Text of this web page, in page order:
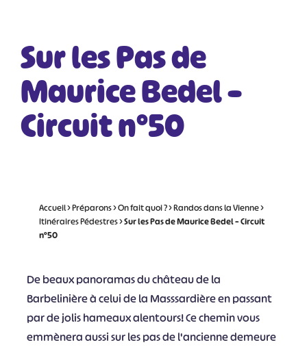
Sur les Pas de
Maurice Bedel –
Circuit n°50
Accueil>Préparons>On fait quoi ?>Randos dans la Vienne>
Itinéraires Pédestres>Sur les Pas de Maurice Bedel – Circuit
n°50
De beaux panoramas du château de la
Barbelinière à celui de la Masssardière en passant
par de jolis hameaux alentours! Ce chemin vous
emmènera aussi sur les pas de l'ancienne demeure